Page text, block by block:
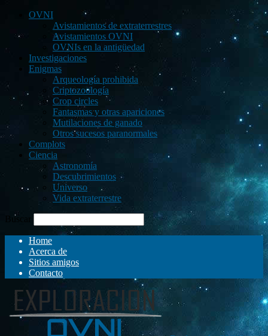
OVNI
Avistamientos de extraterrestres
Avistamientos OVNI
OVNIs en la antigüedad
Investigaciones
Enigmas
Arqueología prohibida
Criptozoología
Crop circles
Fantasmas y otras apariciones
Mutilaciones de ganado
Otros sucesos paranormales
Complots
Ciencia
Astronomía
Descubrimientos
Universo
Vida extraterrestre
Buscar
Home
Acerca de
Sitios amigos
Contacto